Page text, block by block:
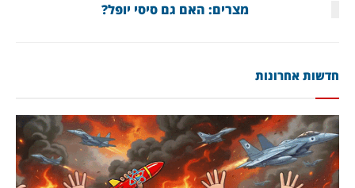
מצרים: האם גם סיסי יופל?
חדשות אחרונות